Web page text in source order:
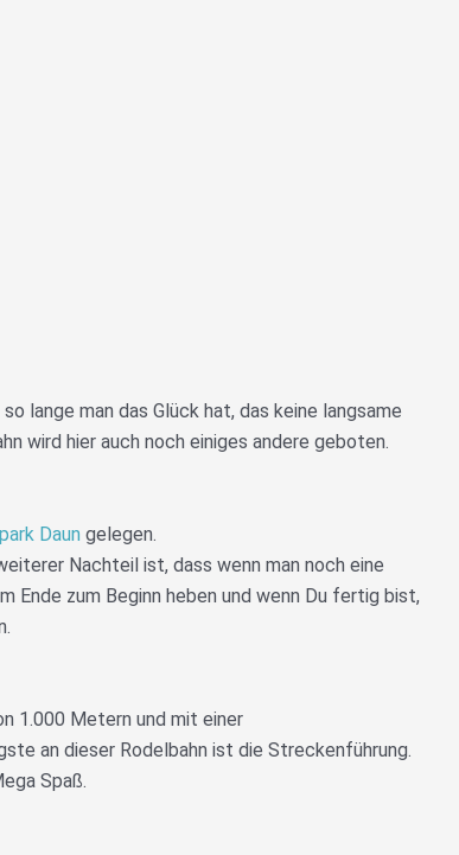
lange man das Glück hat, das keine langsame
wird hier auch noch einiges andere geboten.
Daun gelegen.
Nachteil ist, dass wenn man noch eine
Ende zum Beginn heben und wenn Du fertig bist,
1.000 Metern und mit einer
an dieser Rodelbahn ist die Streckenführung.
Spaß.